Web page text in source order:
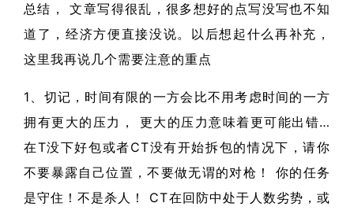
总结， 文章写得很乱，很多想好的点写没写也不知
道了，经济方便直接没说。以后想起什么再补充，
这里我再说几个需要注意的重点
1、切记，时间有限的一方会比不用考虑时间的一方
拥有更大的压力， 更大的压力意味着更可能出错…
在T没下好包或者CT没有开始拆包的情况下，请你
不要暴露自己位置，不要做无谓的对枪！ 你的任务
是守住！不是杀人！ CT在回防中处于人数劣势，或